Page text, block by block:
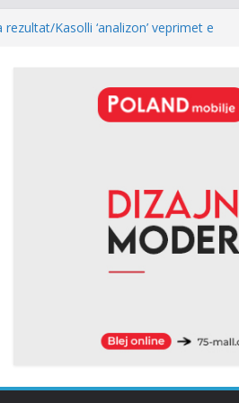
Kasolli ‘analizon’ veprimet e
dhe pa rëndësi
Pesë zyrtarët e Listës Serbe do të
Gjinovci shpërthen ndaj LDK-së: